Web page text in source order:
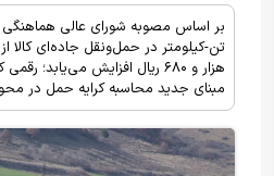
بر اساس مصوبه شورای عالی
مبنای جدید محاسبه کرایه حمل در